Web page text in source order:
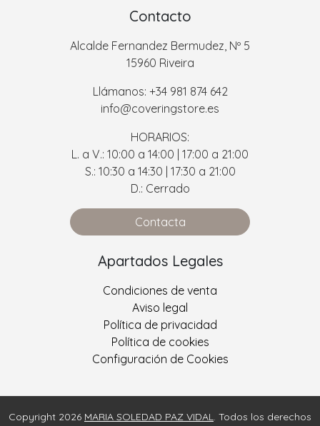
Contacto
Alcalde Fernandez Bermudez, Nº 5
15960 Riveira
Llámanos: +34 981 874 642
info@coveringstore.es
HORARIOS:
L. a V.: 10:00 a 14:00 | 17:00 a 21:00
S.: 10:30 a 14:30 | 17:30 a 21:00
D.: Cerrado
Contacta
Apartados Legales
Condiciones de venta
Aviso legal
Política de privacidad
Política de cookies
Configuración de Cookies
Copyright 2026 MARIA SOLEDAD PAZ VIDAL . Todos los derechos